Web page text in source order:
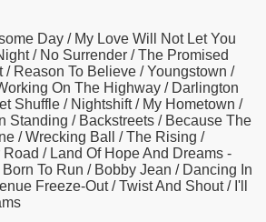
Day / My Love Will Not Let You
/ No Surrender / The Promised
/ Reason To Believe / Youngstown /
On The Highway / Darlington
Shuffle / Nightshift / My Hometown /
Standing / Backstreets / Because The
/ Wrecking Ball / The Rising /
/ Land Of Hope And Dreams -
To Run / Bobby Jean / Dancing In
Freeze-Out / Twist And Shout / I'll